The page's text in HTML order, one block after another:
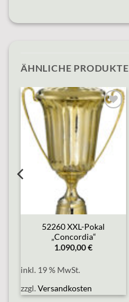
ÄHNLICHE PRODUKTE
Add to
wishlist
52260 XXL-Pokal
„Concordia“
1.090,00€
inkl. 19 % MwSt.
zzgl.Versandkosten